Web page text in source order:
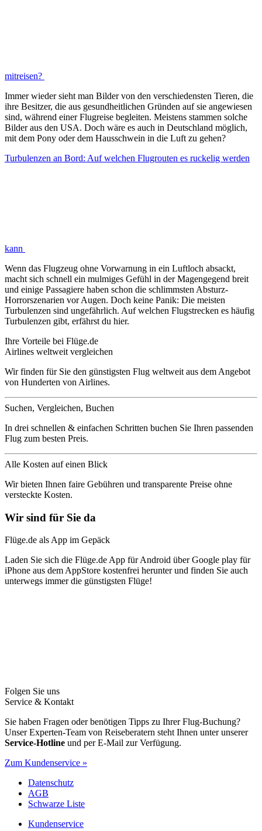
mitreisen?
Immer wieder sieht man Bilder von den verschiedensten Tieren, die
ihre Besitzer, die aus gesundheitlichen Gründen auf sie angewiesen
sind, während einer Flugreise begleiten. Meistens stammen solche
Bilder aus den USA. Doch wäre es auch in Deutschland möglich,
mit dem Pony oder dem Hausschwein in die Luft zu gehen?
Turbulenzen an Bord: Auf welchen Flugrouten es ruckelig werden
kann
Wenn das Flugzeug ohne Vorwarnung in ein Luftloch absackt,
macht sich schnell ein mulmiges Gefühl in der Magengegend breit
und einige Passagiere haben schon die schlimmsten Absturz-
Horrorszenarien vor Augen. Doch keine Panik: Die meisten
Turbulenzen sind ungefährlich. Auf welchen Flugstrecken es häufig
Turbulenzen gibt, erfährst du hier.
Ihre Vorteile bei Flüge.de
Airlines weltweit vergleichen
Wir finden für Sie den günstigsten Flug weltweit aus dem Angebot
von Hunderten von Airlines.
Suchen, Vergleichen, Buchen
In drei schnellen & einfachen Schritten buchen Sie Ihren passenden
Flug zum besten Preis.
Alle Kosten auf einen Blick
Wir bieten Ihnen faire Gebühren und transparente Preise ohne
versteckte Kosten.
Wir sind für Sie da
Flüge.de als App im Gepäck
Laden Sie sich die Flüge.de App für Android über Google play für
iPhone aus dem AppStore kostenfrei herunter und finden Sie auch
unterwegs immer die günstigsten Flüge!
Folgen Sie uns
Service & Kontakt
Sie haben Fragen oder benötigen Tipps zu Ihrer Flug-Buchung?
Unser Experten-Team von Reiseberatern steht Ihnen unter unserer
Service-Hotline und per E-Mail zur Verfügung.
Zum Kundenservice »
Datenschutz
AGB
Schwarze Liste
Kundenservice